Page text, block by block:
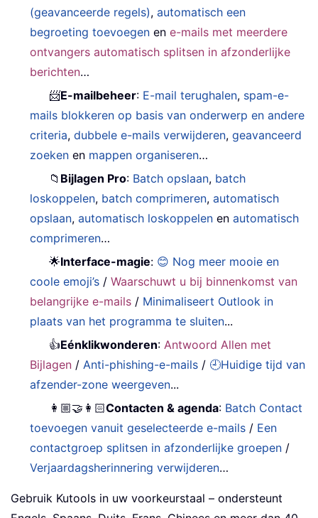
(geavanceerde regels),automatisch een
begroeting toevoegen ene-mails met meerdere
ontvangers automatisch splitsen in afzonderlijke
berichten…
📨E-mailbeheer: E-mail terughalen, spam-e-
mails blokkeren op basis van onderwerp en andere
criteria,dubbele e-mails verwijderen,geavanceerd
zoeken en mappen organiseren…
📁 Bijlagen Pro: Batch opslaan, batch
loskoppelen, batch comprimeren,automatisch
opslaan,automatisch loskoppelen enautomatisch
comprimeren…
🌟Interface-magie: 😊 Nog meer mooie en
coole emoji’s /Waarschuwt u bij binnenkomst van
belangrijke e-mails / Minimaliseert Outlook in
plaats van het programma te sluiten...
👍Eénklikwonderen: Antwoord Allen met
Bijlagen / Anti-phishing-e-mails / 🕘Huidige tijd van
afzender-zone weergeven...
👩🏼‍🤝‍👩🏻Contacten & agenda: Batch Contact
toevoegen vanuit geselecteerde e-mails / Een
contactgroep splitsen in afzonderlijke groepen /
Verjaardagsherinnering verwijderen…
Gebruik Kutools in uw voorkeurstaal – ondersteunt